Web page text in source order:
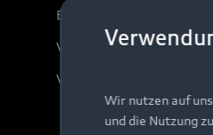
Bordbuch &
Verträge kündigen
Vertrag widerrufen
Wir nutzen auf
und die Nutzung